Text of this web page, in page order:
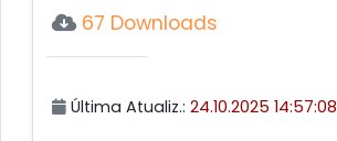
67 Downloads
Última Atualiz.: 24.10.2025 14:57:08